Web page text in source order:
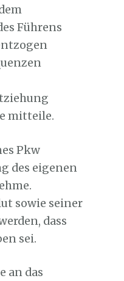
Führens
mitteile.
Pkw
des eigenen
sowie seiner
dass
sei.
an das